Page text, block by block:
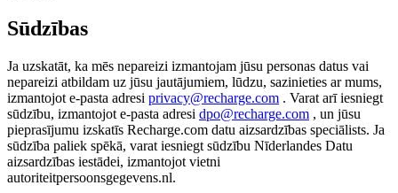
Sūdzības
Ja uzskatāt, ka mēs nepareizi izmantojam jūsu personas datus vai
nepareizi atbildam uz jūsu jautājumiem, lūdzu, sazinieties ar mums,
izmantojot e-pasta adresi privacy@recharge.com . Varat arī iesniegt
sūdzību, izmantojot e-pasta adresi dpo@recharge.com , un jūsu
pieprasījumu izskatīs Recharge.com datu aizsardzības speciālists. Ja
sūdzība paliek spēkā, varat iesniegt sūdzību Nīderlandes Datu
aizsardzības iestādei, izmantojot vietni
autoriteitpersoonsgegevens.nl.